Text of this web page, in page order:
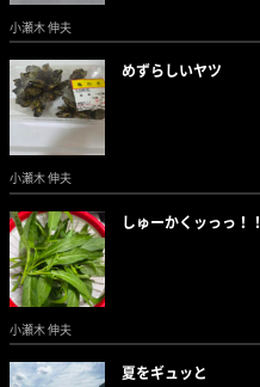
小瀬木 伸夫
めずらしいヤツ
小瀬木 伸夫
しゅーかくッっっ！！
小瀬木 伸夫
夏をギュッと